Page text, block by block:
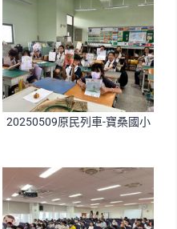
20250509原民列車-寶桑國小